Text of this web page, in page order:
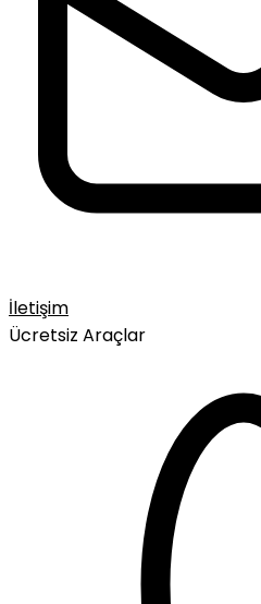
İletişim
Ücretsiz Araçlar